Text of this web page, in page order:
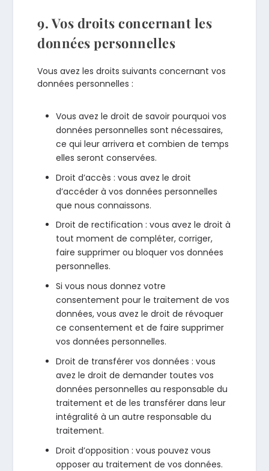
9. Vos droits concernant les
données personnelles
Vous avez les droits suivants concernant vos
données personnelles :
Vous avez le droit de savoir pourquoi vos
données personnelles sont nécessaires,
ce qui leur arrivera et combien de temps
elles seront conservées.
Droit d’accès : vous avez le droit
d’accéder à vos données personnelles
que nous connaissons.
Droit de rectification : vous avez le droit à
tout moment de compléter, corriger,
faire supprimer ou bloquer vos données
personnelles.
Si vous nous donnez votre
consentement pour le traitement de vos
données, vous avez le droit de révoquer
ce consentement et de faire supprimer
vos données personnelles.
Droit de transférer vos données : vous
avez le droit de demander toutes vos
données personnelles au responsable du
traitement et de les transférer dans leur
intégralité à un autre responsable du
traitement.
Droit d’opposition : vous pouvez vous
opposer au traitement de vos données.